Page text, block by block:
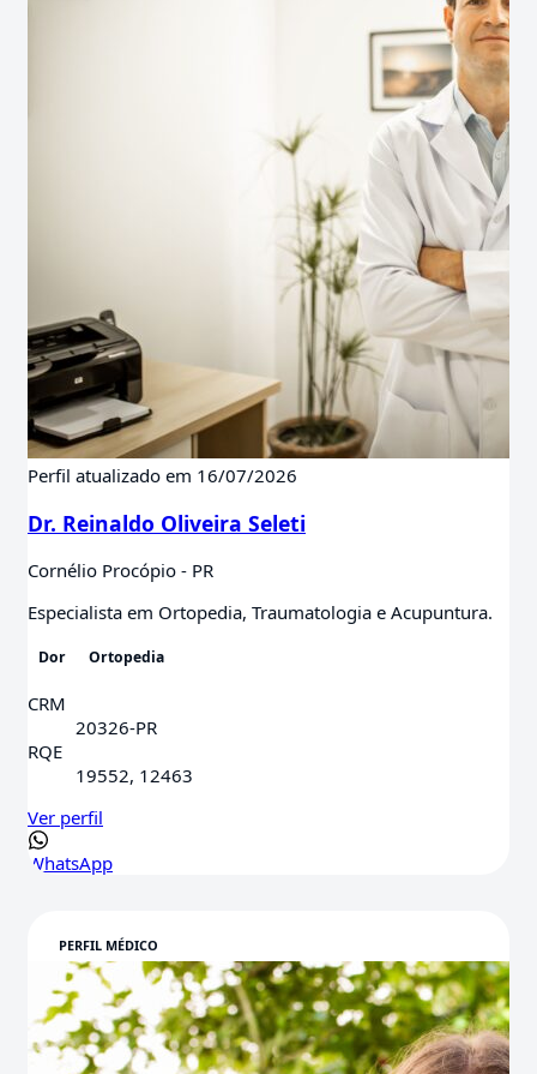
Perfil atualizado em 16/07/2026
Dr. Reinaldo Oliveira Seleti
Cornélio Procópio - PR
Especialista em Ortopedia, Traumatologia e Acupuntura.
Dor Ortopedia
CRM
20326-PR
RQE
19552, 12463
Ver perfil
WhatsApp